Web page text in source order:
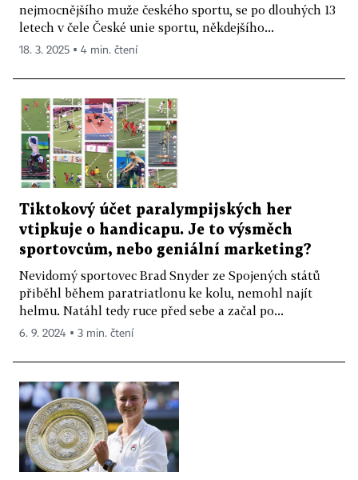
nejmocnějšího muže českého sportu, se po dlouhých 13
letech v čele České unie sportu, někdejšího...
18. 3. 2025 ▪ 4 min. čtení
Tiktokový účet paralympijských her
vtipkuje o handicapu. Je to výsměch
sportovcům, nebo geniální marketing?
Nevidomý sportovec Brad Snyder ze Spojených států
přiběhl během paratriatlonu ke kolu, nemohl najít
helmu. Natáhl tedy ruce před sebe a začal po...
6. 9. 2024 ▪ 3 min. čtení